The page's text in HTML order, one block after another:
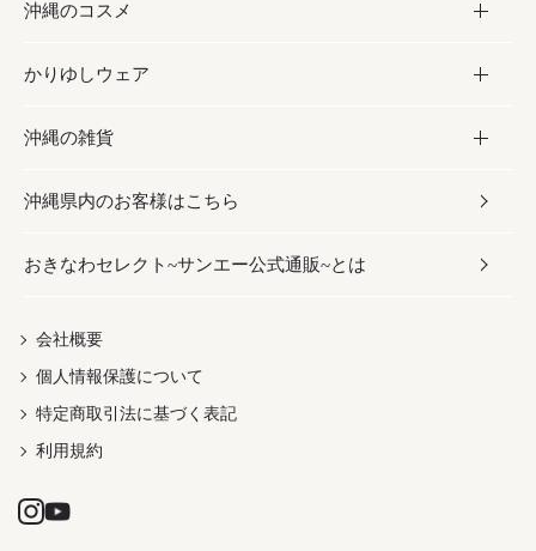
沖縄そば／乾麺
レトルト食品
乾物／粉類
塩
お酢／ドレッシング
しょうゆ
みそ
だし／スパイス／島唐辛子
黒糖
ちんすこう
伝統菓子
スナック
おつまみ
紅芋
お酒・ドリンク
泡盛
ビール・チューハイ
ワイン・ウィスキー・カクテル
ドリンク
茶葉
沖縄のコスメ
コスメ
スキンケア
ボディケア
ヘアケア
UVケア
かりゆしウェア
かりゆしウェア
メンズ
レディース
沖縄の雑貨
雑貨
沖縄ファッション
伝統工芸品
沖縄県内のお客様はこちら
おきなわセレクト~サンエー公式通販~とは
会社概要
個人情報保護について
特定商取引法に基づく表記
利用規約